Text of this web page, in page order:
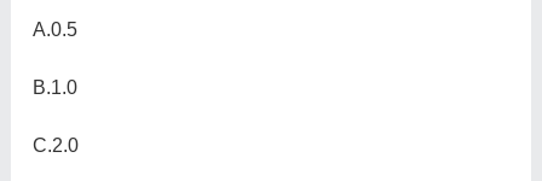
A.0.5
B.1.0
C.2.0